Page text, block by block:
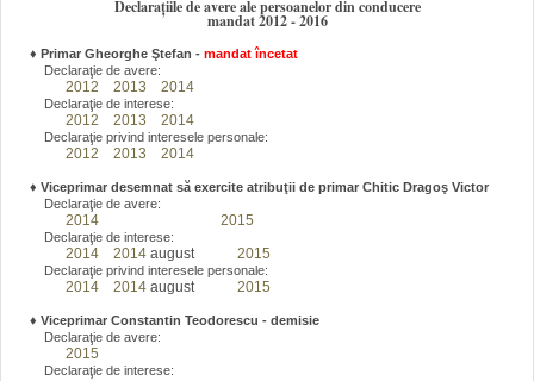
Declarațiile de avere ale persoanelor din conducere
mandat 2012 - 2016
♦ Primar Gheorghe Ştefan - mandat încetat
Declaraţie de avere:
2012 2013 2014
Declaraţie de interese:
2012 2013 2014
Declaraţie privind interesele personale:
2012 2013 2014
♦ Viceprimar desemnat să exercite atribuţii de primar Chitic Dragoş Victor
Declaraţie de avere:
2014 2015
Declaraţie de interese:
2014 2014 august 2015
Declaraţie privind interesele personale:
2014 2014 august 2015
♦ Viceprimar Constantin Teodorescu - demisie
Declaraţie de avere:
2015
Declaraţie de interese: